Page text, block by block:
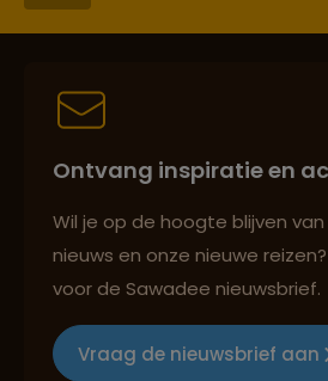
Lees meer over
Best beoordeelde
Reizen met oog voor
Groepsreizen mét
Ontvang inspiratie en
Wil je op de hoogte blijven
nieuws en onze nieuwe
voor de Sawadee nieuwsbrief.
Vraag de nieuwsbrief aan